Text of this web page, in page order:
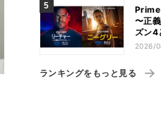
〜正
ズン4
リー
2026/
ランキングをもっと見る